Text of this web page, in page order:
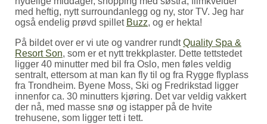
med heftig, nytt surroundanlegg og ny, stor TV. Jeg har
også endelig prøvd spillet Buzz, og er hekta!
På bildet over er vi ute og vandrer rundtQuality Spa &
Resort Son, som er et nytt trekkplaster. Dette tettstedet
ligger 40 minutter med bil fra Oslo, men føles veldig
sentralt, ettersom at man kan fly til og fra Rygge flyplass
fra Trondheim. Byene Moss, Ski og Fredrikstad ligger
innenfor ca. 30 minutters kjøring. Det var veldig vakkert
der nå, med masse snø og istapper på de hvite
trehusene, som ligger tett i tett.